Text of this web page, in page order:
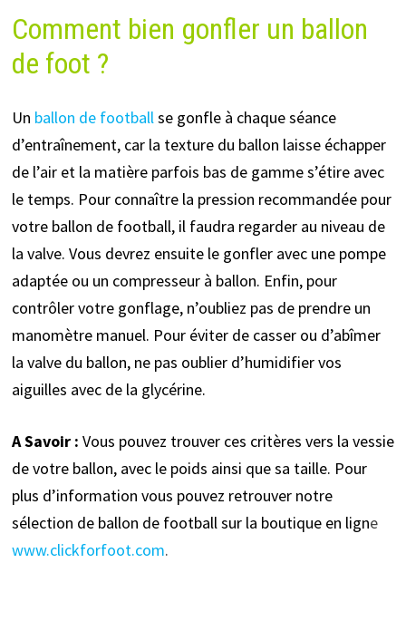
Comment bien gonfler un ballon
de foot ?
Un ballon de footballse gonfle à chaque séance
d’entraînement, car la texture du ballon laisse échapper
de l’air et la matière parfois bas de gamme s’étire avec
le temps. Pour connaître la pression recommandée pour
votre ballon de football, il faudra regarder au niveau de
la valve. Vous devrez ensuite le gonfler avec une pompe
adaptée ou un compresseur à ballon. Enfin, pour
contrôler votre gonflage, n’oubliez pas de prendre un
manomètre manuel. Pour éviter de casser ou d’abîmer
la valve du ballon, ne pas oublier d’humidifier vos
aiguilles avec de la glycérine.
A Savoir : Vous pouvez trouver ces critères vers la vessie
de votre ballon, avec le poids ainsi que sa taille. Pour
plus d’information vous pouvez retrouver notre
sélection de ballon de football sur la boutique en ligne
www.clickforfoot.com.